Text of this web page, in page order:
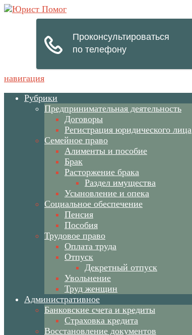
навигация
Рубрики
Предпринимательная деятельность
Договоры
Регистрация юридического лица
Семейное право
Алименты и пособие
Брак
Расторжение брака
Раздел имущества
Усыновление и опека
Социальное обеспечение
Пенсия
Пособия
Трудовое право
Оплата труда
Отпуск
Декретный отпуск
Увольнение
Труд женщин
Административное
Банковские счета и кредиты
Страховка кредита
Восстановление документов